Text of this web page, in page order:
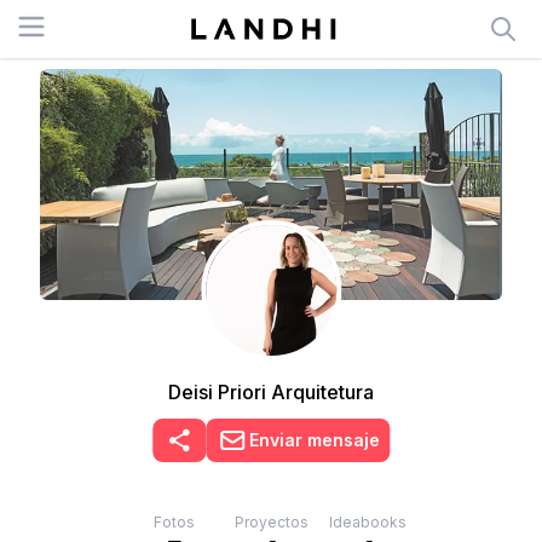
Open menu
Deisi Priori Arquitetura
Enviar mensaje
Fotos Proyectos Ideabooks